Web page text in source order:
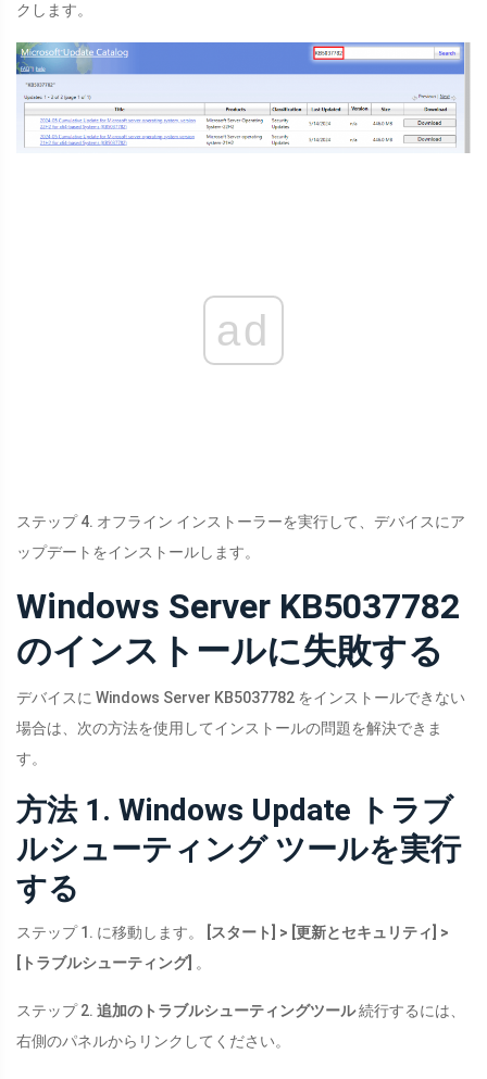
クします。
ad
ステップ 4. オフライン インストーラーを実行して、デバイスにア
ップデートをインストールします。
Windows Server KB5037782
のインストールに失敗する
デバイスに Windows Server KB5037782 をインストールできない
場合は、次の方法を使用してインストールの問題を解決できま
す。
方法 1. Windows Update トラブ
ルシューティング ツールを実行
する
ステップ 1. に移動します。
[スタート] > [更新とセキュリティ] >
[トラブルシューティング] 。
ステップ 2. 追加のトラブルシューティングツール続行するには、
右側のパネルからリンクしてください。